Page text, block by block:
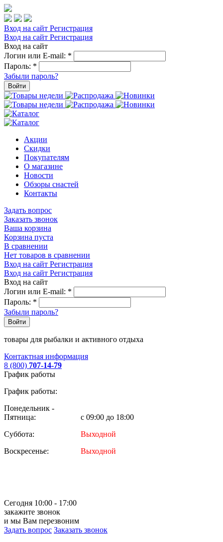
Вход на сайт Регистрация
Вход на сайт Регистрация
Вход на сайт
Логин или E-mail: *
Пароль: *
Забыли пароль?
Войти
Акции
Скидки
Покупателям
О магазине
Новости
Обзоры снастей
Контакты
Задать вопрос
Заказать звонок
Ваша корзина
Корзина пуста
В сравнении
Нет товаров в сравнении
Вход на сайт Регистрация
Вход на сайт Регистрация
Вход на сайт
Логин или E-mail: *
Пароль: *
Забыли пароль?
Войти
товары для рыбалки и активного отдыха
Контактная информация
8 (800) 707-14-79
График работы
График работы:
Понедельник -
Пятница:
с 09:00 до 18:00
Суббота:
Выходной
Воскресенье:
Выходной
Сегодня 10:00 - 17:00
закажите звонок
и мы Вам перезвоним
Задать вопрос Заказать звонок